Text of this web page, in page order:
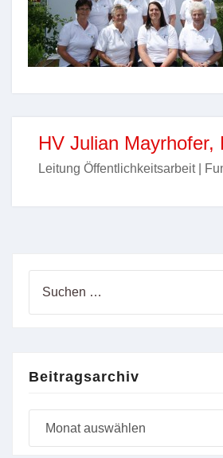
HV Julian Mayrhofer,
Leitung Öffentlichkeitsarbeit |
Beitragsarchiv